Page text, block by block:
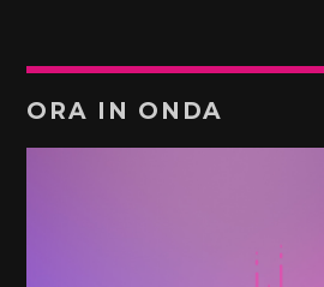
ORA IN ONDA